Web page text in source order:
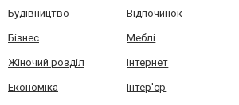
Будівництво Відпочинок
Бізнес Меблі
Жіночий розділ Інтернет
Економіка Інтер'єр